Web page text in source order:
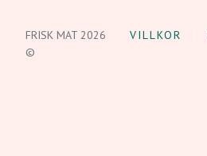
FRISK MAT 2026
©
VILLKOR